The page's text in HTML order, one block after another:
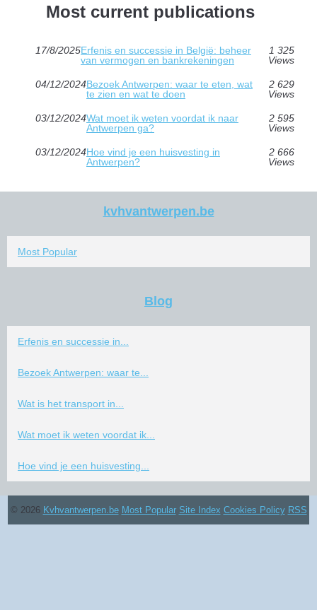
Most current publications
17/8/2025Erfenis en successie in België: beheer
van vermogen en bankrekeningen
1 325
Views
04/12/2024Bezoek Antwerpen: waar te eten, wat
te zien en wat te doen
2 629
Views
03/12/2024Wat moet ik weten voordat ik naar
Antwerpen ga?
2 595
Views
03/12/2024Hoe vind je een huisvesting in
Antwerpen?
2 666
Views
kvhvantwerpen.be
Most Popular
Blog
Erfenis en successie in...
Bezoek Antwerpen: waar te...
Wat is het transport in...
Wat moet ik weten voordat ik...
Hoe vind je een huisvesting...
© 2026 Kvhvantwerpen.be Most Popular Site Index Cookies Policy RSS